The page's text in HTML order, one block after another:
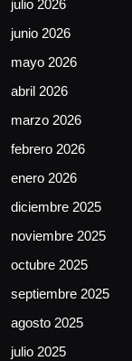
julio 2026
junio 2026
mayo 2026
abril 2026
marzo 2026
febrero 2026
enero 2026
diciembre 2025
noviembre 2025
octubre 2025
septiembre 2025
agosto 2025
julio 2025